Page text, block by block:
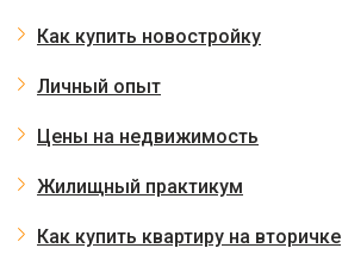
Как купить новостройку
Личный опыт
Цены на недвижимость
Жилищный практикум
Как купить квартиру на вторичке